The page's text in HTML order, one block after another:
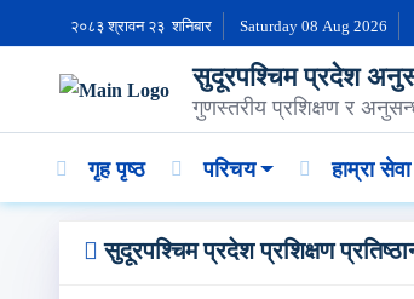
२०८३ श्रावन २३ शनिबार Saturday 08 Aug 2026
सुदूरपश्चिम प्रदेश
गुणस्तरीय प्रशिक्षण र
गृह पृष्ठ परिचय हाम्रा सेवा
सुदूरपश्चिम प्रदेश प्रशिक्षण